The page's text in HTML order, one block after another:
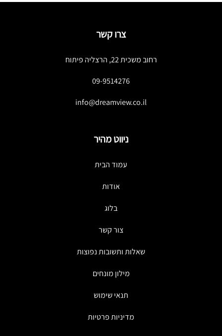
צרו קשר
רחוב משכית 22, הרצליה פיתוח
09-9514276
info@dreamview.co.il
ניווט מהיר
עמוד הבית
אודות
בלוג
צור קשר
שאלות ותשובות נפוצות
מילון מונחים
תנאי שימוש
מדיניות פרטיות